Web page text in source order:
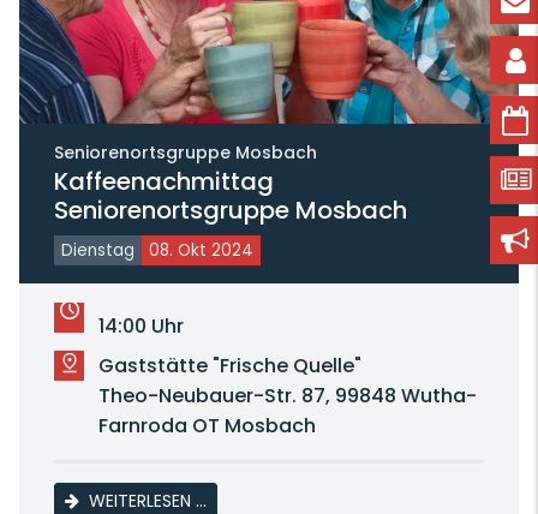
Seniorenortsgruppe Mosbach
Kaffeenachmittag
Seniorenortsgruppe Mosbach
Dienstag 08. Okt 2024
14:00 Uhr
Gaststätte "Frische Quelle"
Theo-Neubauer-Str. 87, 99848 Wutha-
Farnroda OT Mosbach
WEITERLESEN …KAFFEENACHMITTAG